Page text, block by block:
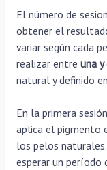
El número de
obtener el
variar según cada
realizar entre una y
natural y definido
En la primera
aplica el pigmento
los pelos
esperar un período